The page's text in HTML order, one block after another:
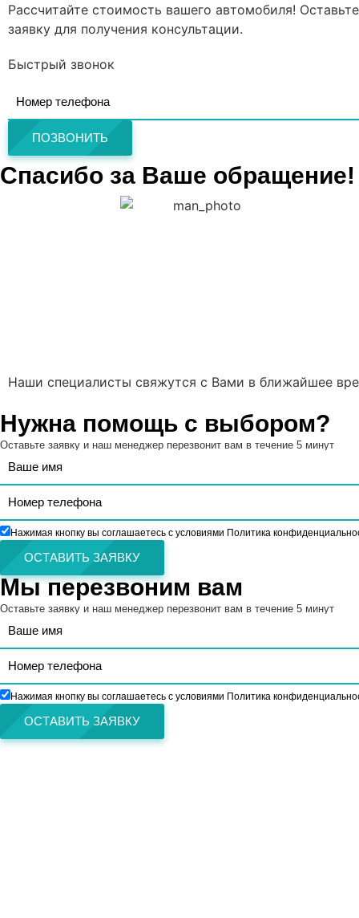
Рассчитайте стоимость вашего автомобиля! Оставьте
заявку для получения консультации.
Быстрый звонок
ПОЗВОНИТЬ
Спасибо за Ваше обращение!
Наши специалисты свяжутся с Вами в ближайшее
Нужна помощь с выбором?
Оставьте заявку и наш менеджер перезвонит вам в течение 5 минут
Нажимая кнопку вы соглашаетесь с условиями Политика
ОСТАВИТЬ ЗАЯВКУ
Мы перезвоним вам
Оставьте заявку и наш менеджер перезвонит вам в течение 5 минут
Нажимая кнопку вы соглашаетесь с условиями Политика
ОСТАВИТЬ ЗАЯВКУ